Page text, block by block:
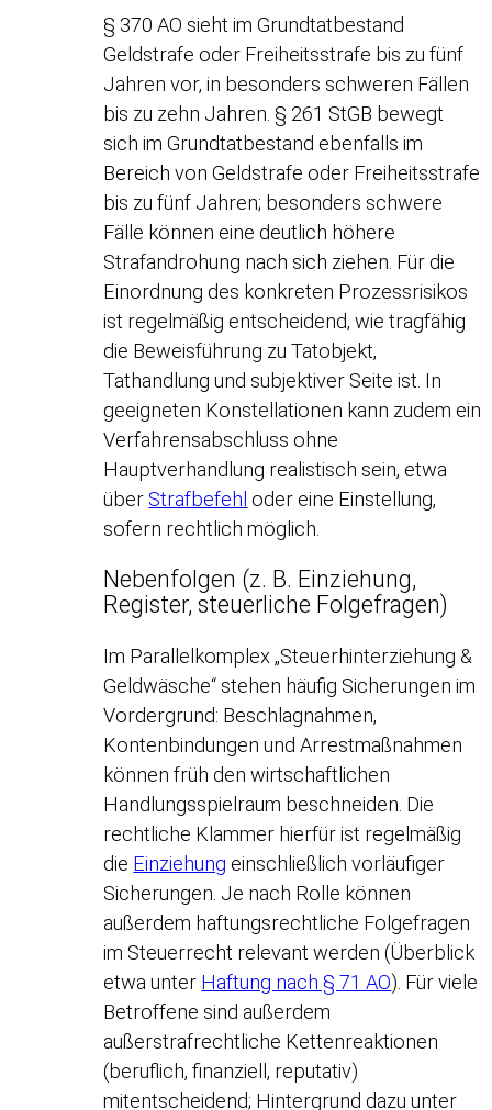
§ 370 AO sieht im Grundtatbestand
Geldstrafe oder Freiheitsstrafe bis zu fünf
Jahren vor, in besonders schweren Fällen
bis zu zehn Jahren. § 261 StGB bewegt
sich im Grundtatbestand ebenfalls im
Bereich von Geldstrafe oder Freiheitsstrafe
bis zu fünf Jahren; besonders schwere
Fälle können eine deutlich höhere
Strafandrohung nach sich ziehen. Für die
Einordnung des konkreten Prozessrisikos
ist regelmäßig entscheidend, wie tragfähig
die Beweisführung zu Tatobjekt,
Tathandlung und subjektiver Seite ist. In
geeigneten Konstellationen kann zudem ein
Verfahrensabschluss ohne
Hauptverhandlung realistisch sein, etwa
überStrafbefehl oder eine Einstellung,
sofern rechtlich möglich.
Nebenfolgen (z. B. Einziehung,
Register, steuerliche Folgefragen)
Im Parallelkomplex „Steuerhinterziehung &
Geldwäsche“ stehen häufig Sicherungen im
Vordergrund: Beschlagnahmen,
Kontenbindungen und Arrestmaßnahmen
können früh den wirtschaftlichen
Handlungsspielraum beschneiden. Die
rechtliche Klammer hierfür ist regelmäßig
die Einziehung einschließlich vorläufiger
Sicherungen. Je nach Rolle können
außerdem haftungsrechtliche Folgefragen
im Steuerrecht relevant werden (Überblick
etwa unter Haftung nach § 71 AO). Für viele
Betroffene sind außerdem
außerstrafrechtliche Kettenreaktionen
(beruflich, finanziell, reputativ)
mitentscheidend; Hintergrund dazu unter